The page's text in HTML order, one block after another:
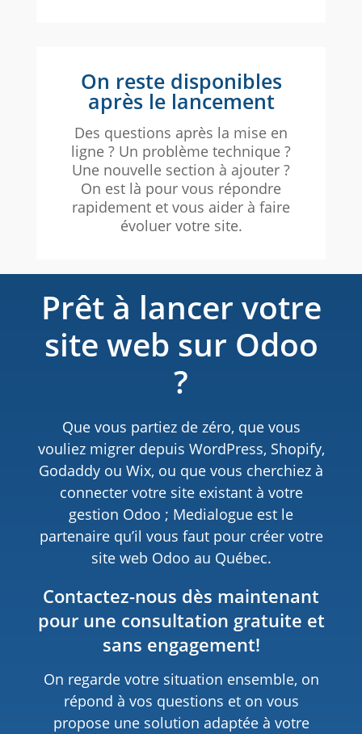
On reste disponibles
après le lancement
Des questions après la mise en
ligne ? Un problème technique ?
Une nouvelle section à ajouter ?
On est là pour vous répondre
rapidement et vous aider à faire
évoluer votre site.
Prêt à lancer votre
site web sur Odoo
?
Que vous partiez de zéro, que vous
vouliez migrer depuis WordPress, Shopify,
Godaddy ou Wix, ou que vous cherchiez à
connecter votre site existant à votre
gestion Odoo ; Medialogue est le
partenaire qu’il vous faut pour créer votre
site web Odoo au Québec.
Contactez-nous dès maintenant
pour une consultation gratuite et
sans engagement!
On regarde votre situation ensemble, on
répond à vos questions et on vous
propose une solution adaptée à votre